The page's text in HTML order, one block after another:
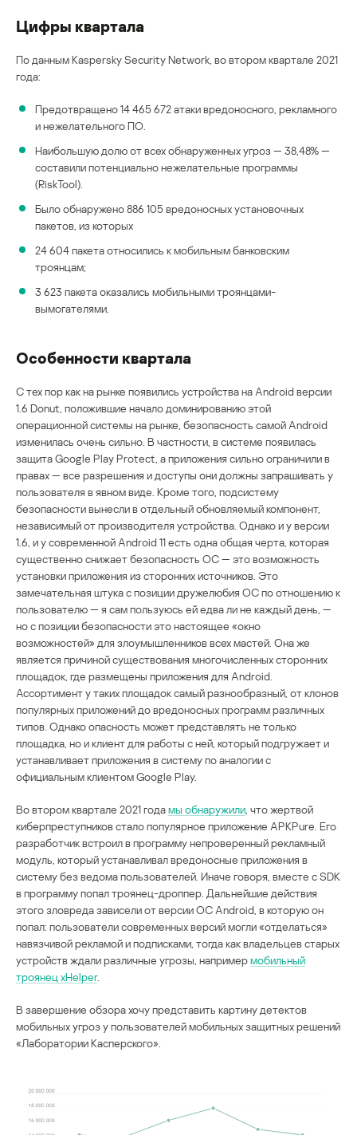
Цифры квартала
По данным Kaspersky Security Network, во втором квартале 2021
года:
Предотвращено 14 465 672 атаки вредоносного, рекламного
и нежелательного ПО.
Наибольшую долю от всех обнаруженных угроз — 38,48% —
составили потенциально нежелательные программы
(RiskTool).
Было обнаружено 886 105 вредоносных установочных
пакетов, из которых
24 604 пакета относились к мобильным банковским
троянцам;
3 623 пакета оказались мобильными троянцами-
вымогателями.
Особенности квартала
С тех пор как на рынке появились устройства на Android версии
1.6 Donut, положившие начало доминированию этой
операционной системы на рынке, безопасность самой Android
изменилась очень сильно. В частности, в системе появилась
защита Google Play Protect, а приложения сильно ограничили в
правах — все разрешения и доступы они должны запрашивать у
пользователя в явном виде. Кроме того, подсистему
безопасности вынесли в отдельный обновляемый компонент,
независимый от производителя устройства. Однако и у версии
1.6, и у современной Android 11 есть одна общая черта, которая
существенно снижает безопасность ОС — это возможность
установки приложения из сторонних источников. Это
замечательная штука с позиции дружелюбия ОС по отношению к
пользователю — я сам пользуюсь ей едва ли не каждый день, —
но с позиции безопасности это настоящее «окно
возможностей» для злоумышленников всех мастей. Она же
является причиной существования многочисленных сторонних
площадок, где размещены приложения для Android.
Ассортимент у таких площадок самый разнообразный, от клонов
популярных приложений до вредоносных программ различных
типов. Однако опасность может представлять не только
площадка, но и клиент для работы с ней, который подгружает и
устанавливает приложения в систему по аналогии с
официальным клиентом Google Play.
Во втором квартале 2021 годамы обнаружили , что жертвой
киберпреступников стало популярное приложение APKPure. Его
разработчик встроил в программу непроверенный рекламный
модуль, который устанавливал вредоносные приложения в
систему без ведома пользователей. Иначе говоря, вместе с SDK
в программу попал троянец-дроппер. Дальнейшие действия
этого зловреда зависели от версии ОС Android, в которую он
попал: пользователи современных версий могли «отделаться»
навязчивой рекламой и подписками, тогда как владельцев старых
устройств ждали различные угрозы, напримермобильный
троянец xHelper.
В завершение обзора хочу представить картину детектов
мобильных угроз у пользователей мобильных защитных решений
«Лаборатории Касперского».